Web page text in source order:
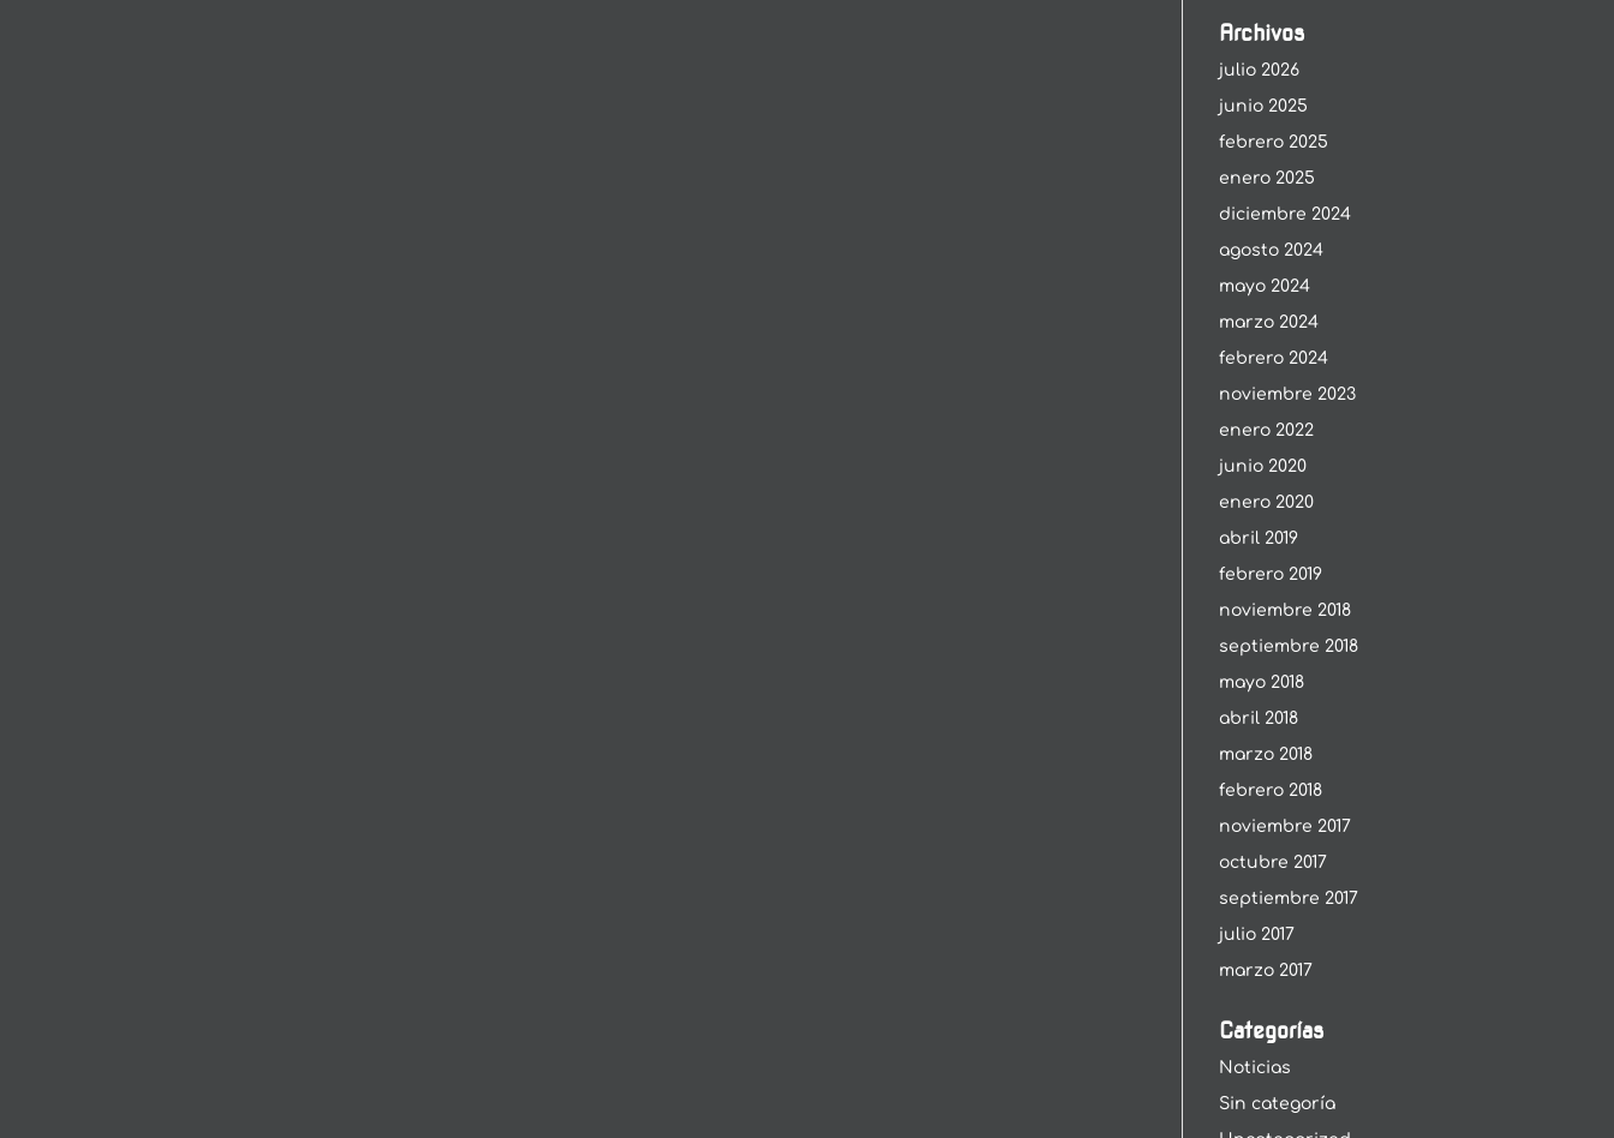
Archivos
julio 2026
junio 2025
febrero 2025
enero 2025
diciembre 2024
agosto 2024
mayo 2024
marzo 2024
febrero 2024
noviembre 2023
enero 2022
junio 2020
enero 2020
abril 2019
febrero 2019
noviembre 2018
septiembre 2018
mayo 2018
abril 2018
marzo 2018
febrero 2018
noviembre 2017
octubre 2017
septiembre 2017
julio 2017
marzo 2017
Categorías
Noticias
Sin categoría